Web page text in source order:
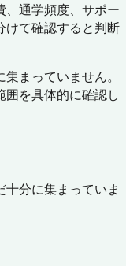
、通学頻度、サポー
けて確認すると判断
まっていません。
を具体的に確認し
分に集まっていま